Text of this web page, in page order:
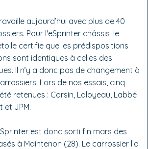
aujourd’hui avec plus de 40
Pour l'eSprinter châssis, le
certifie que les prédispositions
sont identiques à celles des
Il n’y a donc pas de changement à
Lors de nos essais, cinq
retenues : Corsin, Laloyeau, Labbé
et JPM.
est donc sorti fin mars des
à Maintenon (28). Le carrossier l’a